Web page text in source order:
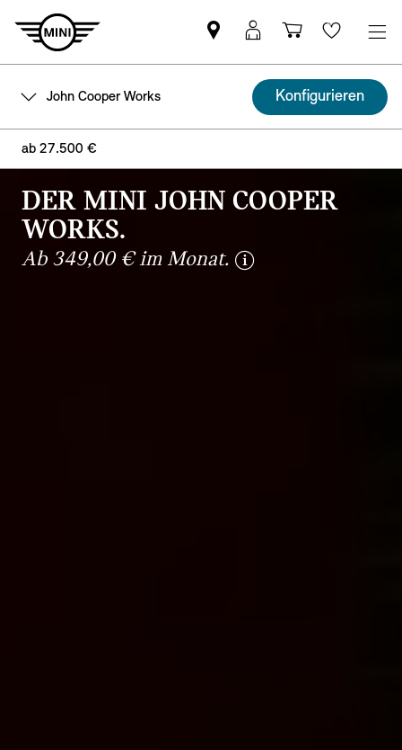
MINI
Partner
finden
MINI
Login
Wishlist
John Cooper Works
ab 27.500 €
Konfigurieren
DER MINI JOHN COOPER
WORKS.
Ab 349,00 € im Monat.